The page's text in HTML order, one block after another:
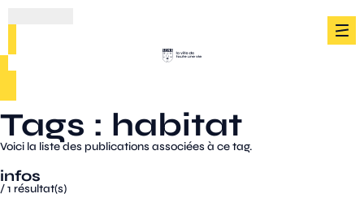
Tags : habitat
Voici la liste des publications associées à ce tag.
infos
/1 résultat(s)